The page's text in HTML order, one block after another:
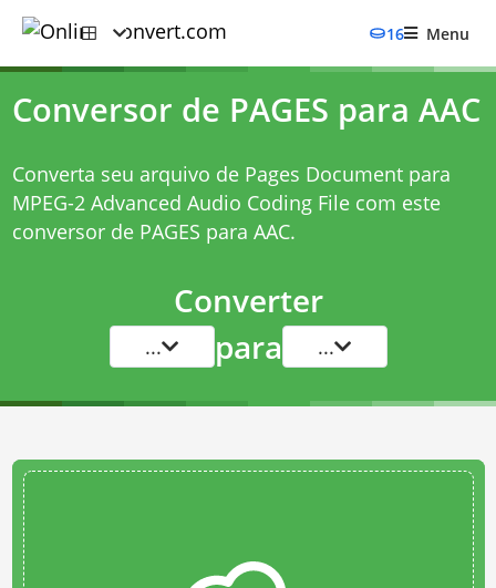
16 Menu
Conversor de PAGES para AAC
Converta seu arquivo de Pages Document para
MPEG-2 Advanced Audio Coding File com este
conversor de PAGES para AAC.
Converter
... para ...